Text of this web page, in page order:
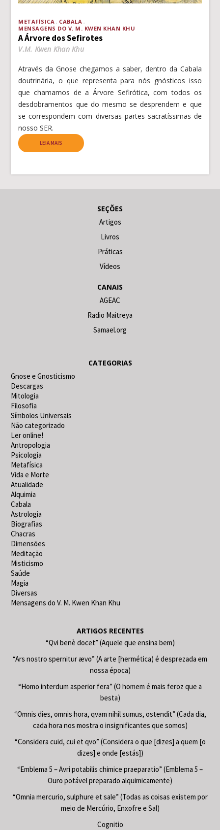
METAFÍSICA
CABALA
MENSAGENS DO V. M. KWEN KHAN KHU
A Árvore dos Sefirotes
V.M. Kwen Khan Khu
Através da Gnose chegamos a saber, dentro da Cabala
doutrinária, o que representa para nós gnósticos isso
que chamamos de a Árvore Sefirótica, com todos os
desdobramentos que do mesmo se desprendem e que
se correspondem com diversas partes sacratíssimas de
nosso SER.
LEIA MAIS
SEÇÕES
Artigos
Livros
Práticas
Vídeos
CANAIS
AGEAC
Radio Maitreya
Samael.org
CATEGORIAS
Gnose e Gnosticismo
Descargas
Mitologia
Filosofia
Símbolos Universais
Não categorizado
Ler online!
Antropologia
Psicologia
Metafísica
Vida e Morte
Atualidade
Alquimia
Cabala
Astrologia
Biografias
Chacras
Dimensões
Meditação
Misticismo
Saúde
Magia
Diversas
Mensagens do V. M. Kwen Khan Khu
ARTIGOS RECENTES
“Qvi benè docet” (Aquele que ensina bem)
“Ars nostro spernitur ævo” (A arte [hermética) é desprezada em
nossa época)
“Homo interdum asperior fera” (O homem é mais feroz que a
besta)
“Omnis dies, omnis hora, qvam nihil sumus, ostendit” (Cada dia,
cada hora nos mostra o insignificantes que somos)
“Considera cuid, cui et qvo” (Considera o que [dizes] a quem [o
dizes] e onde [estás])
“Emblema 5 – Avri potabilis chimice praeparatio” (Emblema 5 –
Ouro potável preparado alquimicamente)
“Omnia mercurio, sulphure et sale” (Todas as coisas existem por
meio de Mercúrio, Enxofre e Sal)
Cognitio